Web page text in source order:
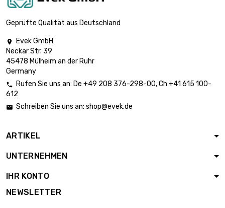
Geprüfte Qualität aus Deutschland

Evek GmbH
Neckar Str. 39
45478 Mülheim an der Ruhr
Germany
 Rufen Sie uns an: De +49 208 376-298-00, Ch +41 615 100-
612
 Schreiben Sie uns an: shop@evek.de
ARTIKEL
UNTERNEHMEN
IHR KONTO
NEWSLETTER